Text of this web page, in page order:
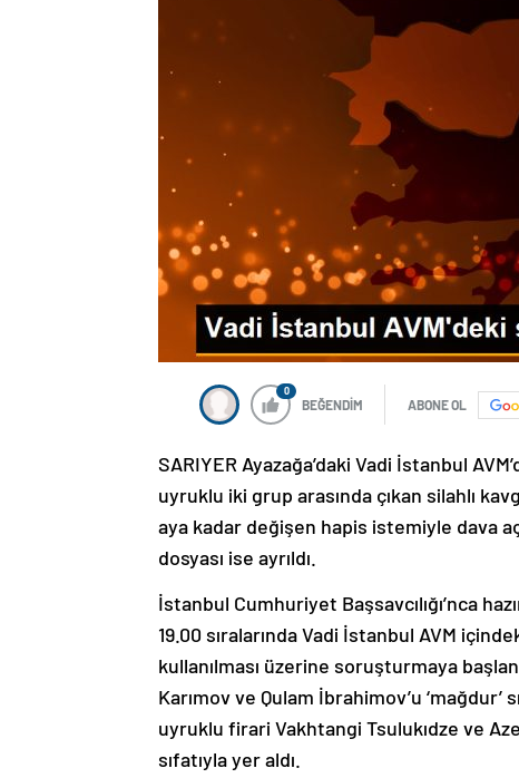
0
BEĞENDİM ABONE OL
SARIYER Ayazağa’daki Vadi İstanbul
uyruklu iki grup arasında çıkan silahlı
aya kadar değişen hapis istemiyle dava
dosyası ise ayrıldı.
İstanbul Cumhuriyet Başsavcılığı’nca
19.00 sıralarında Vadi İstanbul AVM
kullanılması üzerine soruşturmaya
Karımov ve Qulam İbrahimov’u
uyruklu firari Vakhtangi Tsulukıdze ve
sıfatıyla yer aldı.